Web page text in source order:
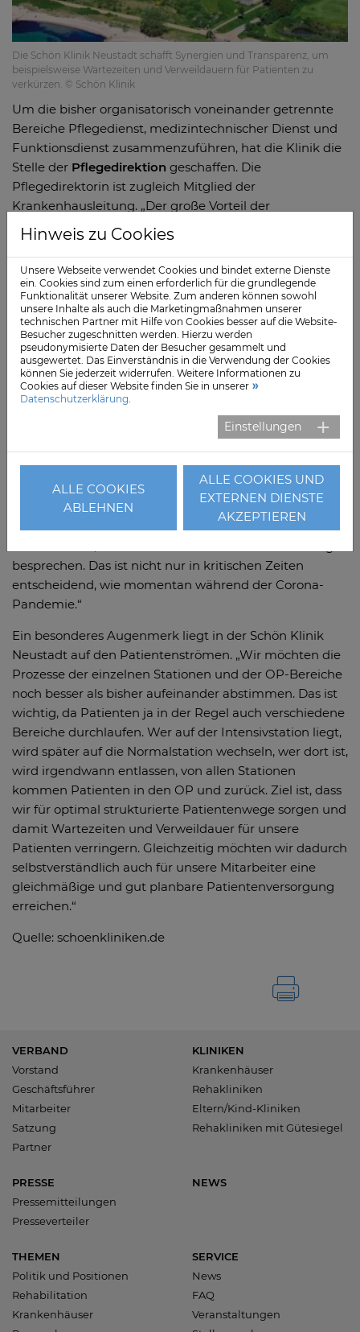
Die Schön Klinik Neustadt schafft Synergien und Transparenz, um
beispielsweise Wartezeiten und Verweildauern für Patienten zu
verkürzen. © Schön Klinik
Um die bisher organisatorisch voneinander getrennte
Bereiche Pflegedienst, medizintechnischer Dienst und
Funktionsdienst zusammenzuführen, hat die Klinik die
Stelle der Pflegedirektion geschaffen. Die
Pflegedirektorin ist zugleich Mitglied der
Krankenhausleitung. „Der große Vorteil der
Zusammenführung ist, dass wir jetzt praktisch mit allen
Bereichen, die ein Patient potenziell durchläuft, an
einem Tisch sitzen. Die Berufsgruppen, die ich
verantworte, arbeiten in der Notaufnahme, der
Intensivstation, in den OP-Sälen oder auf den
Normalstationen“, erklärt Antje Weiß.
Weiß bringt Erfahrungen als Pflegedirektorin aus
mittlerweile sechs Kliniken unterschiedlicher
Ausrichtungen und Trägerschaften mit. Zuletzt war sie
Köln tätig. „Schon vermeintliche Kleinigkeiten können
viel verändern, es geht viel um Transparenz und
Kommunikation, vor allem über die verschiedenen
Berufsgruppen hinweg. Erst dann können alle an einem
Strang ziehen. Dabei hilft beispielsweise schon eine
tägliche Runde mit den schichtführenden Mitarbeitern
besprechen. Das ist nicht nur in kritischen Zeiten
entscheidend, wie momentan während der Corona-
Pandemie.“
Ein besonderes Augenmerk liegt in der Schön Klinik
Neustadt auf den Patientenströmen. „Wir möchten die
Prozesse der einzelnen Stationen und der OP-Bereiche
noch besser als bisher aufeinander abstimmen. Das ist
wichtig, da Patienten ja in der Regel auch verschiedene
Bereiche durchlaufen. Wer auf der Intensivstation liegt,
wird später auf die Normalstation wechseln, wer dort ist,
wird irgendwann entlassen, von allen Stationen
kommen Patienten in den OP und zurück. Ziel ist, dass
wir für optimal strukturierte Patientenwege sorgen und
damit Wartezeiten und Verweildauer für unsere
Patienten verringern. Gleichzeitig möchten wir dadurch
selbstverständlich auch für unsere Mitarbeiter eine
gleichmäßige und gut planbare Patientenversorgung
erreichen.“
Quelle: schoenkliniken.de
VERBAND
Vorstand
Geschäftsführer
Mitarbeiter
Satzung
Partner
KLINIKEN
Krankenhäuser
Rehakliniken
Eltern/Kind-Kliniken
Rehakliniken mit Gütesiegel
PRESSE
Pressemitteilungen
Presseverteiler
NEWS
THEMEN
Politik und Positionen
Rehabilitation
Krankenhäuser
SERVICE
News
FAQ
Veranstaltungen
Hinweis zu Cookies
Unsere Webseite verwendet Cookies und bindet externe Dienste
ein. Cookies sind zum einen erforderlich für die grundlegende
Funktionalität unserer Website. Zum anderen können sowohl
unsere Inhalte als auch die Marketingmaßnahmen unserer
technischen Partner mit Hilfe von Cookies besser auf die Website-
Besucher zugeschnitten werden. Hierzu werden
pseudonymisierte Daten der Besucher gesammelt und
ausgewertet. Das Einverständnis in die Verwendung der Cookies
können Sie jederzeit widerrufen. Weitere Informationen zu
Cookies auf dieser Website finden Sie in unserer
Datenschutzerklärung.
Einstellungen
ALLE COOKIES
ABLEHNEN
ALLE COOKIES UND
EXTERNEN DIENSTE
AKZEPTIEREN